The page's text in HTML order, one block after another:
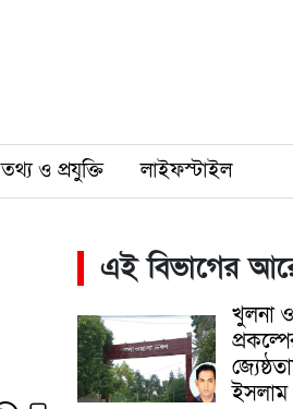
তথ্য ও প্রযুক্তি লাইফস্টাইল
এই বিভাগের
খুলনা
ইসলাম